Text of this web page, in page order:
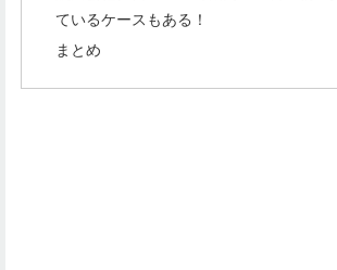
ているケースもある！
まとめ